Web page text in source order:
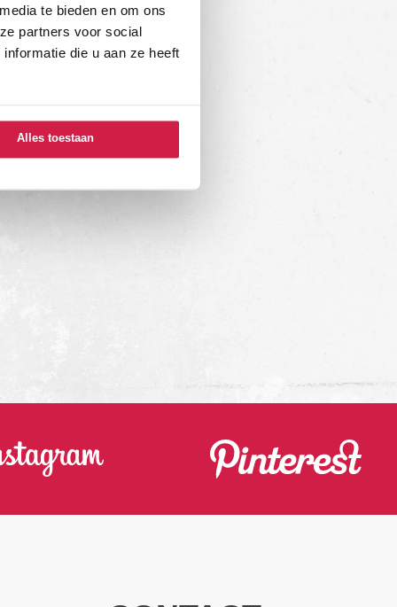
te bieden en om ons
partners voor social
die u aan ze heeft
Alles toestaan